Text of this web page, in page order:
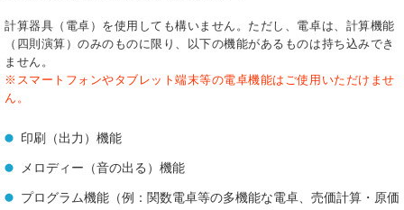
計算器具（電卓）を使用しても構いません。ただし、電卓は、計算機能
（四則演算）のみのものに限り、以下の機能があるものは持ち込みでき
ません。
※スマートフォンやタブレット端末等の電卓機能はご使用いただけませ
ん。
印刷（出力）機能
メロディー（音の出る）機能
プログラム機能（例：関数電卓等の多機能な電卓、売価計算・原価